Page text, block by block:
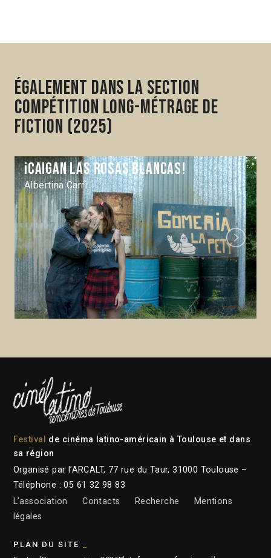
Également dans la section
Compétition Long-métrage de
fiction (2025)
¡Caigan las rosas blancas!
Albertina Carri
Next
Festival
de cinéma latino-américain à Toulouse et dans
sa région
Organisé par l’ARCALT, 77 rue du Taur, 31000 Toulouse –
Téléphone : 05 61 32 98 83
L’association
Contacts Recherche
Mentions
légales
PLAN DU SITE